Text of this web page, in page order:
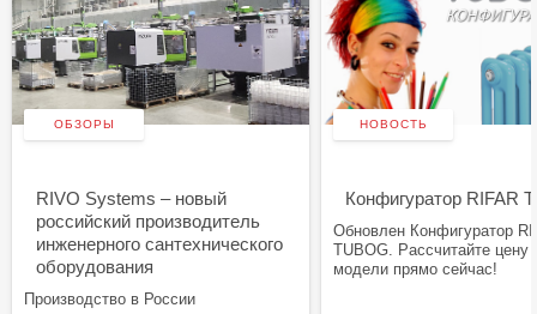
ОБЗОРЫ
RIVO Systems – новый
российский производитель
инженерного сантехнического
оборудования
Производство в России
НОВОСТЬ
Конфигуратор RIFAR
Обновлен Конфигуратор
TUBOG. Рассчитайте цену
модели прямо сейчас!